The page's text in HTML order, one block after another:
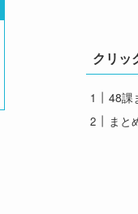
クリッ
48課
まと